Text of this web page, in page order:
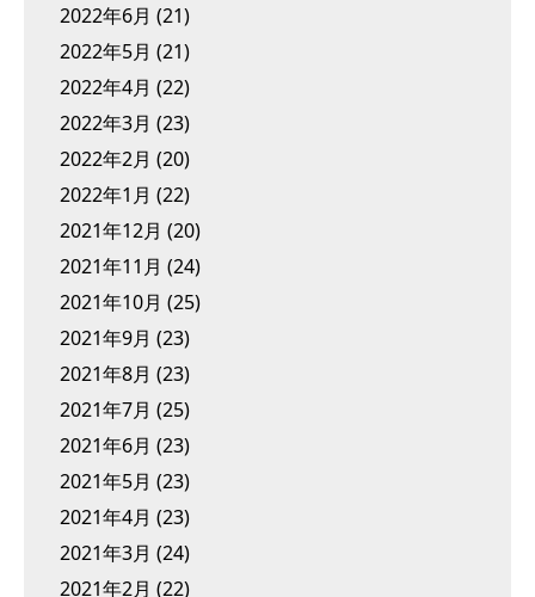
2022年6月 (21)
2022年5月 (21)
2022年4月 (22)
2022年3月 (23)
2022年2月 (20)
2022年1月 (22)
2021年12月 (20)
2021年11月 (24)
2021年10月 (25)
2021年9月 (23)
2021年8月 (23)
2021年7月 (25)
2021年6月 (23)
2021年5月 (23)
2021年4月 (23)
2021年3月 (24)
2021年2月 (22)